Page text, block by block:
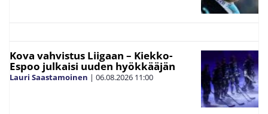
Kova vahvistus Liigaan – Kiekko-
Espoo julkaisi uuden hyökkääjän
Lauri Saastamoinen | 06.08.2026 11:00